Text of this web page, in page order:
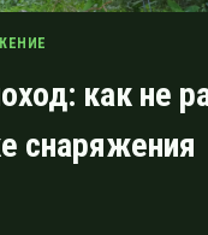
как не
снаряжения